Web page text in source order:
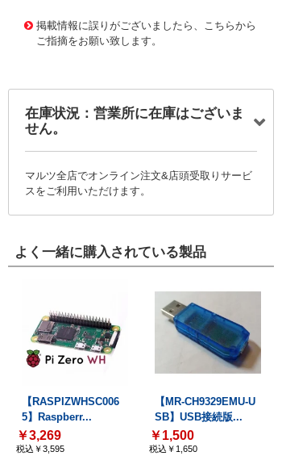
掲載情報に誤りがございましたら、こちらから
ご指摘をお願い致します。
在庫状況：営業所に在庫はございま
せん。
マルツ全店でオンライン注文&店頭受取りサービ
スをご利用いただけます。
よく一緒に購入されている製品
【RASPIZWHSC006
5】Raspberr...
￥3,269
税込￥3,595
【MR-CH9329EMU-U
SB】USB接続版...
￥1,500
税込￥1,650